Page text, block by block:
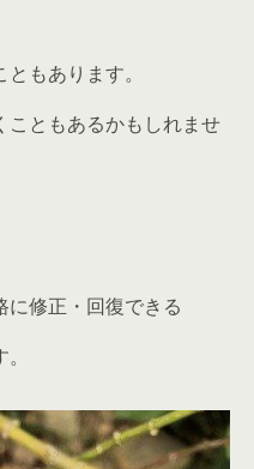
もあります。
こともあるかもしれませ
に修正・回復できる